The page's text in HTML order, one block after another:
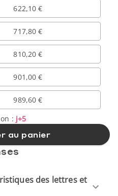
622,10 €
717,80 €
810,20 €
901,00 €
989,60 €
: j+5
au panier
des lettres et